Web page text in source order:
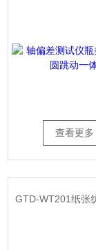
查看更多